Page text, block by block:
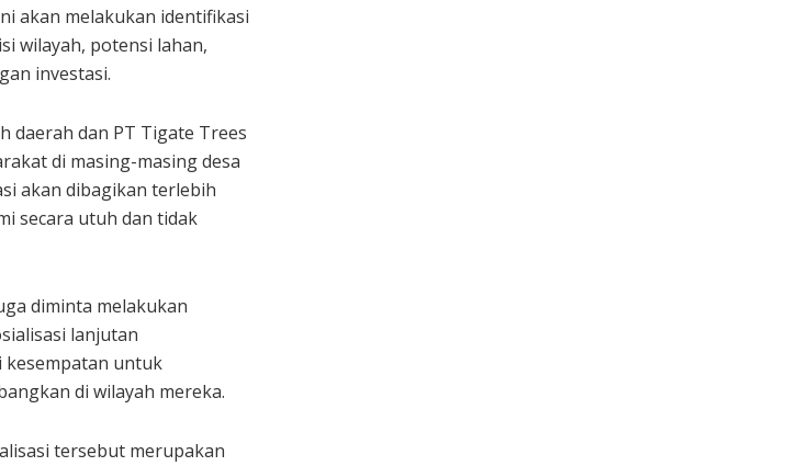
akan melakukan identifikasi
wilayah, potensi lahan,
investasi.
daerah dan PT Tigate Trees
di masing-masing desa
akan dibagikan terlebih
secara utuh dan tidak
diminta melakukan
lanjutan
kesempatan untuk
di wilayah mereka.
tersebut merupakan